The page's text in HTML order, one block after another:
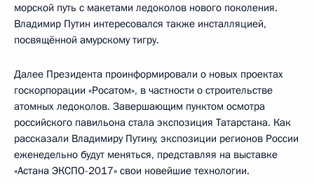
морской путь с макетами ледоколов нового поколения.
Владимир Путин интересовался также инсталляцией,
посвящённой амурскому тигру.
Далее Президента проинформировали о новых проектах
госкорпорации «Росатом», в частности о строительстве
атомных ледоколов. Завершающим пунктом осмотра
российского павильона стала экспозиция Татарстана. Как
рассказали Владимиру Путину, экспозиции регионов России
еженедельно будут меняться, представляя на выставке
«Астана ЭКСПО-2017» свои новейшие технологии.